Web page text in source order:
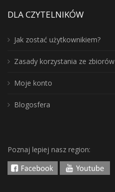
DLA CZYTELNIKÓW
Jak zostać użytkownikiem?
Zasady korzystania ze zbiorów
Moje konto
Blogosfera
Poznaj lepiej nasz region: